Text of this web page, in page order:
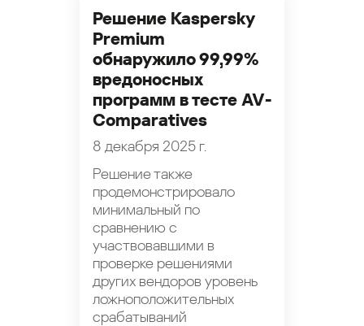
Решение Kaspersky
Premium
обнаружило 99,99%
вредоносных
программ в тесте AV-
Comparatives
8 декабря 2025 г.
Решение также
продемонстрировало
минимальный по
сравнению c
участвовавшими в
проверке решениями
других вендоров уровень
ложноположительных
срабатываний